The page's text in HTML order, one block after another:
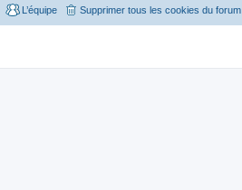
Supprimer tous les cookies du forum
L’équipe